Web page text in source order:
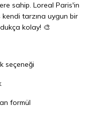
sahip. Loreal Paris'in
tarzına uygun bir
kolay! 🎨
seçeneği
formül